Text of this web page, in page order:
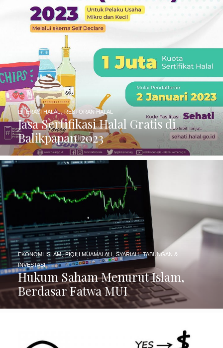
Jasa Sertifikasi Halal Gratis di
Balikpapan 2023
LITERASI HALAL,RESTORAN HALAL
Hukum Saham Menurut Islam,
Berdasar Fatwa MUI
EKONOMI ISLAM,FIQIH MUAMALAH SYARIAH,TABUNGAN &
INVESTASI